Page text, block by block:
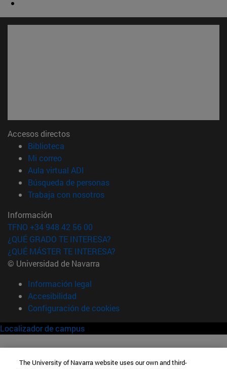
Accesos directos
Biblioteca
Mi correo(abre en nueva ventana)
Aula virtual ADI
Búsqueda de personas(abre en nueva ventana)
Trabaja con nosotros(abre en nueva ventana)
Información
TFNO +34 948 42 56 00
¿QUÉ GRADO TE INTERESA?
¿QUÉ MÁSTER TE INTERESA?
© Universidad de Navarra
Información legal
Accesibilidad
Configuración de cookies
Localizador de campus
The University of Navarra website uses our own and third-